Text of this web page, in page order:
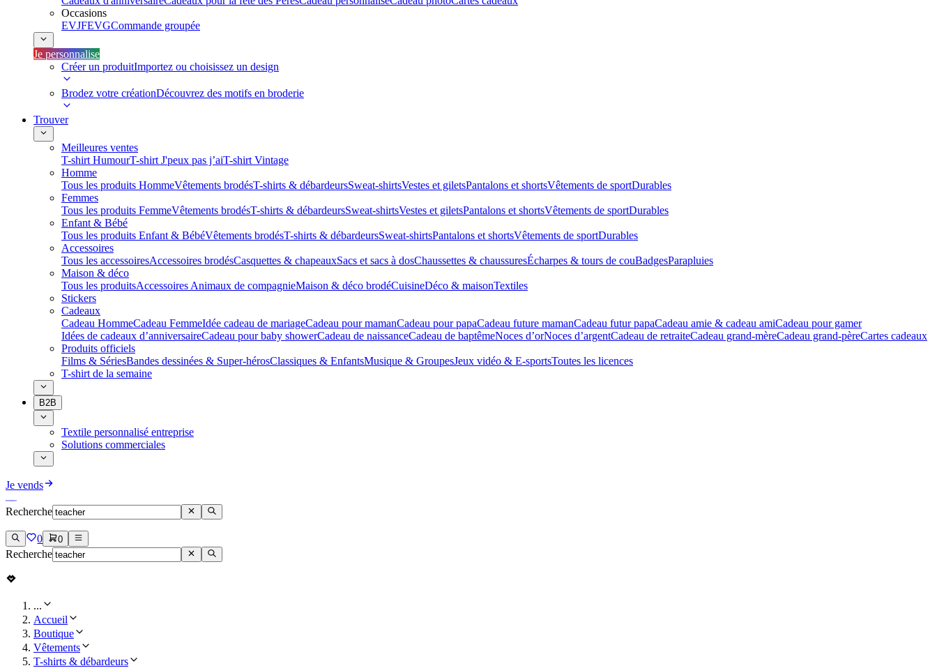
Occasions
EVJFEVGCommande groupée
Je personnalise
Créer un produitImportez ou choisissez un design
Brodez votre créationDécouvrez des motifs en broderie
Trouver
Meilleures ventes
T-shirt HumourT-shirt J'peux pas j’aiT-shirt Vintage
Homme
Tous les produits HommeVêtements brodésT-shirts & débardeursSweat-shirtsVestes et giletsPantalons et shortsVêtements de sportDurables
Femmes
Tous les produits FemmeVêtements brodésT-shirts & débardeursSweat-shirtsVestes et giletsPantalons et shortsVêtements de sportDurables
Enfant & Bébé
Tous les produits Enfant & BébéVêtements brodésT-shirts & débardeursSweat-shirtsPantalons et shortsVêtements de sportDurables
Accessoires
Tous les accessoiresAccessoires brodésCasquettes & chapeauxSacs et sacs à dosChaussettes & chaussuresÉcharpes & tours de couBadgesParapluies
Maison & déco
Tous les produitsAccessoires Animaux de compagnieMaison & déco brodéCuisineDéco & maisonTextiles
Stickers
Cadeaux
Cadeau HommeCadeau FemmeIdée cadeau de mariage​Cadeau pour mamanCadeau pour papaCadeau future mamanCadeau futur papaCadeau amie & cadeau amiCadeau pour gamer
Idées de cadeaux d’anniversaireCadeau pour baby showerCadeau de naissanceCadeau de baptêmeNoces d’orNoces d’argentCadeau de retraiteCadeau grand-mèreCadeau grand-pèreCartes cadeaux
Produits officiels
Films & SériesBandes dessinées & Super-hérosClassiques & EnfantsMusique & GroupesJeux vidéo & E-sportsToutes les licences
T-shirt de la semaine
B2B
Textile personnalisé entreprise
Solutions commerciales
Je vends
Recherche
0 0
Recherche
...
Accueil
Boutique
Vêtements
T-shirts & débardeurs